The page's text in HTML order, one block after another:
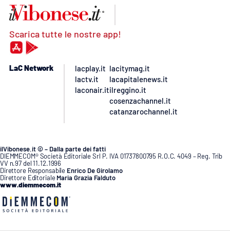
Scarica tutte le nostre app!
LaC Network
lacplay.it
lactv.it
laconair.it
lacitymag.it
lacapitalenews.it
ilreggino.it
cosenzachannel.it
catanzarochannel.it
ilVibonese.it © – Dalla parte dei fatti
DIEMMECOM® Società Editoriale Srl P. IVA 01737800795 R.O.C. 4049 – Reg. Trib
VV n.97 del 11.12.1996
Direttore Responsabile Enrico De Girolamo
Direttore Editoriale Maria Grazia Falduto
www.diemmecom.it